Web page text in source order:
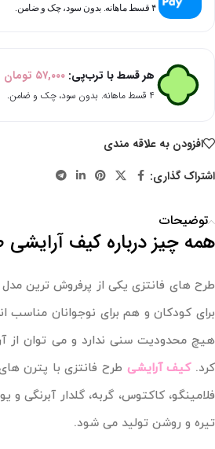
۴ قسط ماهانه. بدون سود، چک و ضامن.
هر قسط با ترب‌پی: ۵۷,۰۰۰ تومان
۴ قسط ماهانه. بدون سود، چک و ضامن.
افزودن به علاقه مندی
اشتراک گذاری:
توضیحات
همه چیز درباره کیف آرایشی
طرح های فانتزی یکی از پرفروش ترین
برای کودکان و هم برای نوجوانان مناسب
هیچ محدودیت سنی ندارد و می توان از
کرد.کیف آرایشی طرح فانتزی با پترن
فلامینگو، کاکتوس، گربه، گلدار آبرنگی
تیره و روشن تولید می شود.